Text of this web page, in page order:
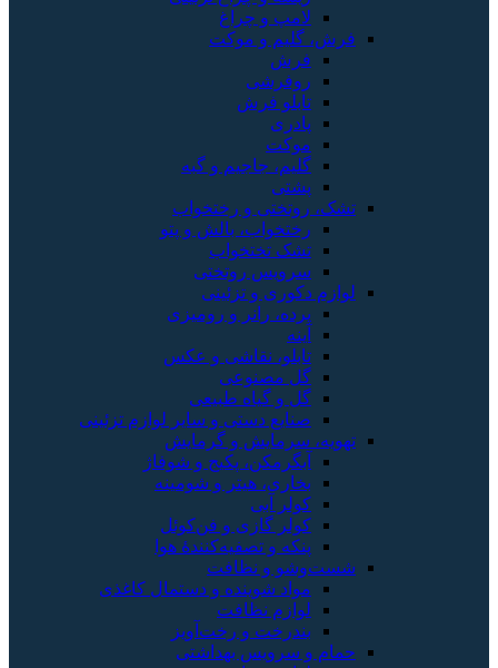
لامپ و چراغ
فرش، گلیم و موکت
فرش
روفرشی
تابلو فرش
پادری
موکت
گلیم، جاجیم و گبه
پشتی
تشک، روتختی و رختخواب
رختخواب، بالش و پتو
تشک تختخواب
سرویس روتختی
لوازم دکوری و تزئینی
پرده، رانر و رومیزی
آینه
تابلو، نقاشی و عکس
گل مصنوعی
گل و گیاه طبیعی
صنایع دستی و سایر لوازم تزئینی
تهویه، سرمایش و گرمایش
آبگرمکن، پکیج و شوفاژ
بخاری، هیتر و شومینه
کولر آبی
کولر گازی و فن‌کوئل
پنکه و تصفیه‌کنندهٔ هوا
شست‌وشو و نظافت
مواد شوینده و دستمال کاغذی
لوازم نظافت
بندرخت و رخت‌آویز
حمام و سرویس بهداشتی